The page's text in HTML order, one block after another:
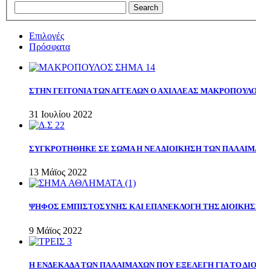
Επιλογές
Πρόσφατα
ΣΤΗΝ ΓΕΙΤΟΝΙΑ ΤΩΝ ΑΓΓΕΛΩΝ Ο ΑΧΙΛΛΕΑΣ
31 Ιουλίου 2022
ΣΥΓΚΡΟΤΗΘΗΚΕ ΣΕ ΣΩΜΑ Η ΝΕΑ ΔΙΟΙΚΗΣΗ ΤΩΝ
13 Μάϊος 2022
ΨΗΦΟΣ ΕΜΠΙΣΤΟΣΥΝΗΣ ΚΑΙ ΕΠΑΝΕΚΛΟΓΗ ΤΗΣ
9 Μάϊος 2022
Η ΕΝΔΕΚΑΔΑ ΤΩΝ ΠΑΛΑΙΜΑΧΩΝ ΠΟΥ ΕΞΕΛΕΓΗ ΓΙΑ ΤΟ